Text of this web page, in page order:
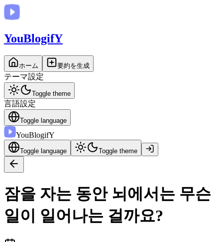
YouBlogifY
ホーム 要約を生成
テーマ設定
Toggle theme
言語設定
Toggle language
YouBlogifY
Toggle language Toggle theme
잠을 자는 동안 뇌에서는 무슨
일이 일어나는 걸까요?